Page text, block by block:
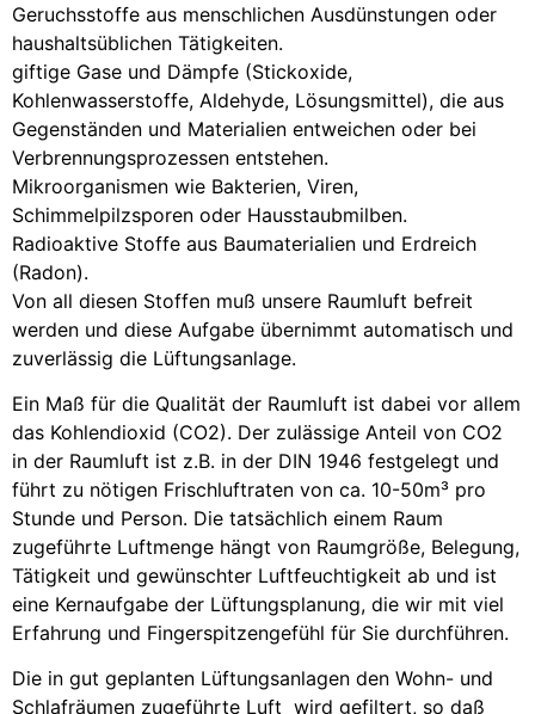
Geruchsstoffe aus menschlichen Ausdünstungen oder
haushaltsüblichen Tätigkeiten.
giftige Gase und Dämpfe (Stickoxide,
Kohlenwasserstoffe, Aldehyde, Lösungsmittel), die aus
Gegenständen und Materialien entweichen oder bei
Verbrennungsprozessen entstehen.
Mikroorganismen wie Bakterien, Viren,
Schimmelpilzsporen oder Hausstaubmilben.
Radioaktive Stoffe aus Baumaterialien und Erdreich
(Radon).
Von all diesen Stoffen muß unsere Raumluft befreit
werden und diese Aufgabe übernimmt automatisch und
zuverlässig die Lüftungsanlage.
Ein Maß für die Qualität der Raumluft ist dabei vor allem
das Kohlendioxid (CO2). Der zulässige Anteil von CO2
in der Raumluft ist z.B. in der DIN 1946 festgelegt und
führt zu nötigen Frischluftraten von ca. 10-50m³ pro
Stunde und Person. Die tatsächlich einem Raum
zugeführte Luftmenge hängt von Raumgröße, Belegung,
Tätigkeit und gewünschter Luftfeuchtigkeit ab und ist
eine Kernaufgabe der Lüftungsplanung, die wir mit viel
Erfahrung und Fingerspitzengefühl für Sie durchführen.
Die in gut geplanten Lüftungsanlagen den Wohn- und
Schlafräumen zugeführte Luft wird gefiltert, so daß